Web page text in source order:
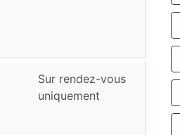
Sur rendez-vous
uniquement